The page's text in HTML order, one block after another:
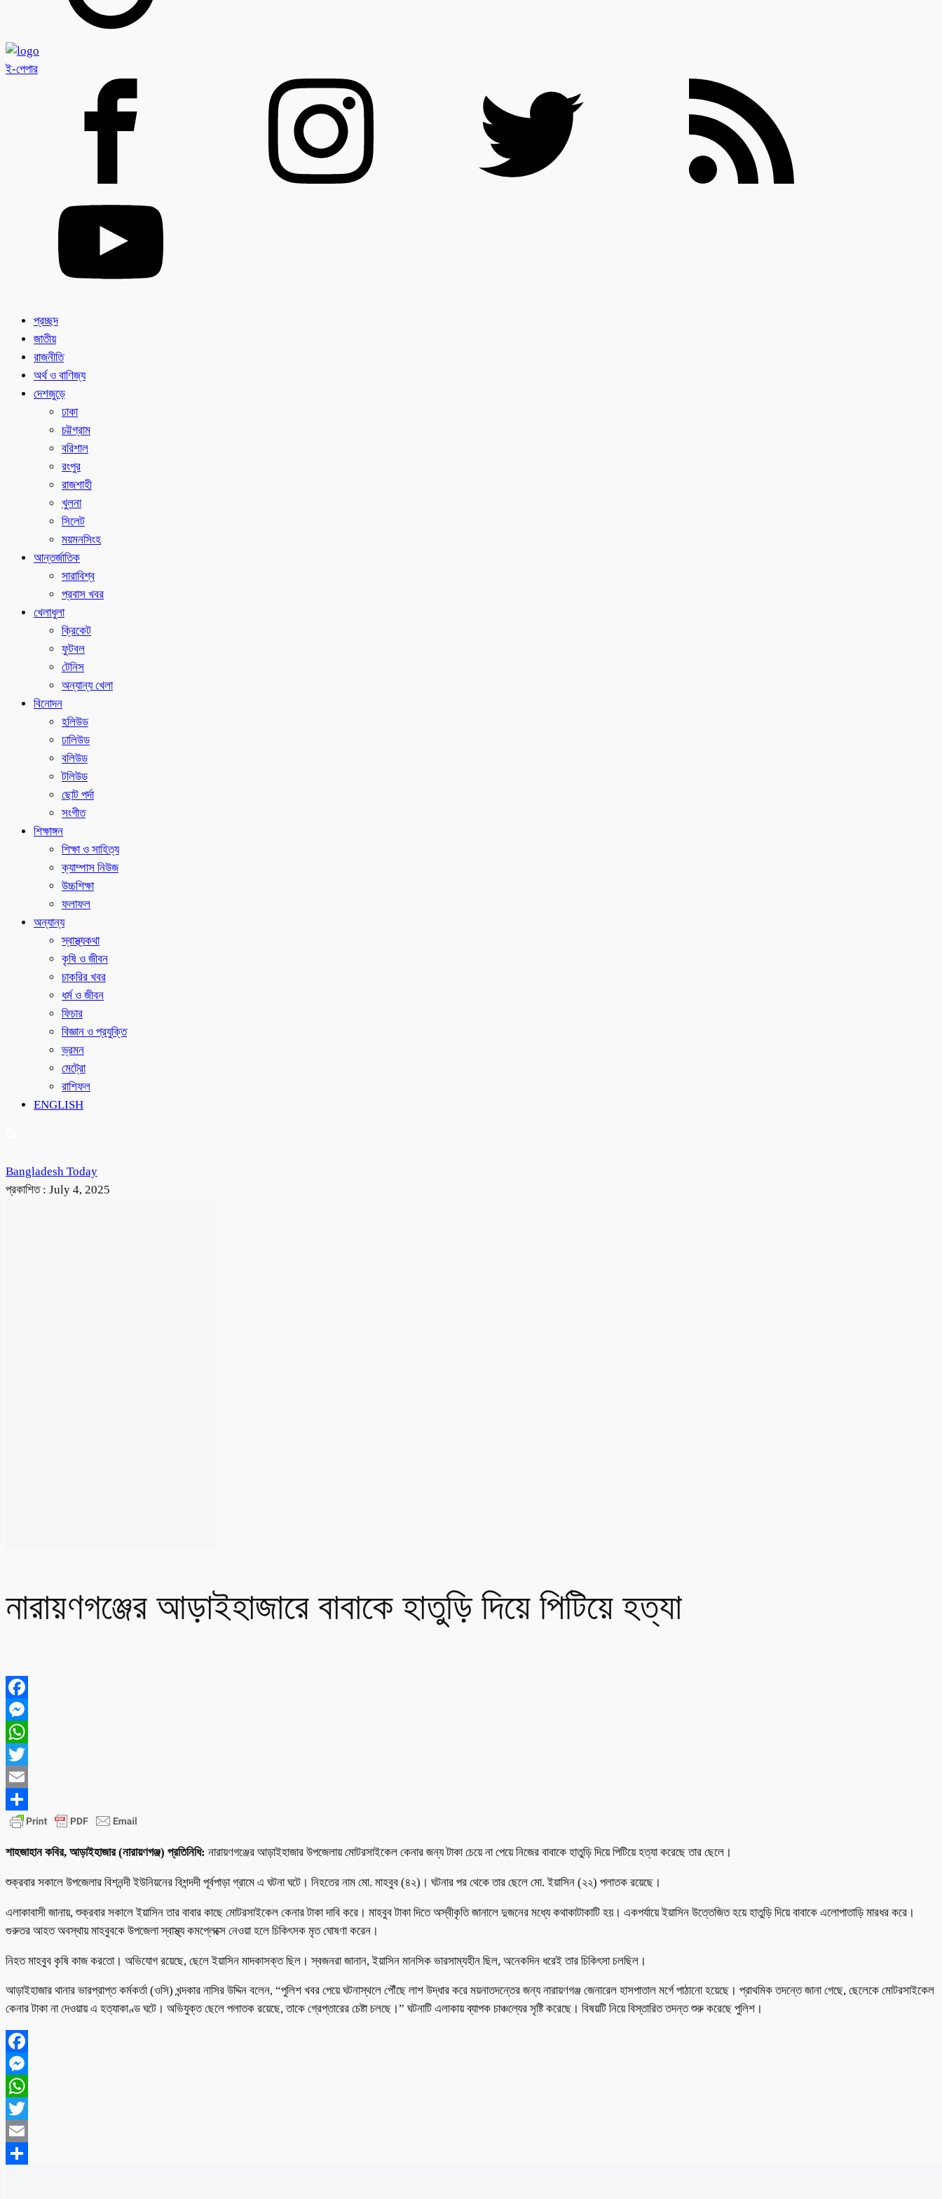
ই-পেপার
প্রচ্ছদ
জাতীয়
রাজনীতি
অর্থ ও বাণিজ্য
দেশজুড়ে
ঢাকা
চট্টগ্রাম
বরিশাল
রংপুর
রাজশাহী
খুলনা
সিলেট
ময়মনসিংহ
আন্তর্জাতিক
সারাবিশ্ব
প্রবাস খবর
খেলাধুলা
ক্রিকেট
ফুটবল
টেনিস
অন্যান্য খেলা
বিনোদন
হলিউড
ঢালিউড
বলিউড
টলিউড
ছোট পর্দা
সংগীত
শিক্ষাঙ্গন
শিক্ষা ও সাহিত্য
ক্যাম্পাস নিউজ
উচ্চশিক্ষা
ফলাফল
অন্যান্য
স্বাস্থ্যকথা
কৃষি ও জীবন
চাকরির খবর
ধর্ম ও জীবন
ফিচার
বিজ্ঞান ও প্রযুক্তি
ভ্রমন
মেট্রো
রাশিফল
ENGLISH
Bangladesh Today
প্রকাশিত : July 4, 2025
নারায়ণগঞ্জের আড়াইহাজারে বাবাকে হাতুড়ি দিয়ে পিটিয়ে হত্যা
Facebook
Messenger
WhatsApp
Twitter
Email
Share
শাহজাহান কবির, আড়াইহাজার (নারায়ণগঞ্জ) প্রতিনিধি: নারায়ণগঞ্জের আড়াইহাজার উপজেলায় মোটরসাইকেল কেনার জন্য টাকা চেয়ে না পেয়ে নিজের বাবাকে হাতুড়ি দিয়ে পিটিয়ে হত্যা করেছে তার ছেলে।
শুক্রবার সকালে উপজেলার বিশনন্দী ইউনিয়নের বিশন্দদী পূর্বপাড়া গ্রামে এ ঘটনা ঘটে। নিহতের নাম মো. মাহবুব (৪২)। ঘটনার পর থেকে তার ছেলে মো. ইয়াসিন (২২) পলাতক রয়েছে।
এলাকাবাসী জানায়, শুক্রবার সকালে ইয়াসিন তার বাবার কাছে মোটরসাইকেল কেনার টাকা দাবি করে। মাহবুব টাকা দিতে অস্বীকৃতি জানালে দুজনের মধ্যে কথাকাটাকাটি হয়। একপর্যায়ে ইয়াসিন উত্তেজিত হয়ে হাতুড়ি দিয়ে বাবাকে এলোপাতাড়ি মারধর করে।
গুরুতর আহত অবস্থায় মাহবুবকে উপজেলা স্বাস্থ্য কমপ্লেক্সে নেওয়া হলে চিকিৎসক মৃত ঘোষণা করেন।
নিহত মাহবুব কৃষি কাজ করতো। অভিযোগ রয়েছে, ছেলে ইয়াসিন মাদকাসক্ত ছিল। স্বজনরা জানান, ইয়াসিন মানসিক ভারসাম্যহীন ছিল, অনেকদিন ধরেই তার চিকিৎসা চলছিল।
আড়াইহাজার থানার ভারপ্রাপ্ত কর্মকর্তা (ওসি) খন্দকার নাসির উদ্দিন বলেন, “পুলিশ খবর পেয়ে ঘটনাস্থলে পৌঁছে লাশ উদ্ধার করে ময়নাতদন্তের জন্য নারায়ণগঞ্জ জেনারেল হাসপাতাল মর্গে পাঠানো হয়েছে। প্রাথমিক তদন্তে জানা গেছে, ছেলেকে মোটরসাইকেল
কেনার টাকা না দেওয়ায় এ হত্যাকাণ্ড ঘটে। অভিযুক্ত ছেলে পলাতক রয়েছে, তাকে গ্রেপ্তারের চেষ্টা চলছে।” ঘটনাটি এলাকায় ব্যাপক চাঞ্চল্যের সৃষ্টি করেছে। বিষয়টি নিয়ে বিস্তারিত তদন্ত শুরু করেছে পুলিশ।
Facebook
Messenger
WhatsApp
Twitter
Email